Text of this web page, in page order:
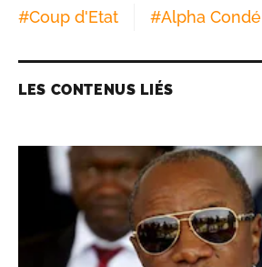
#Coup d'Etat #Alpha Condé
LES CONTENUS LIÉS